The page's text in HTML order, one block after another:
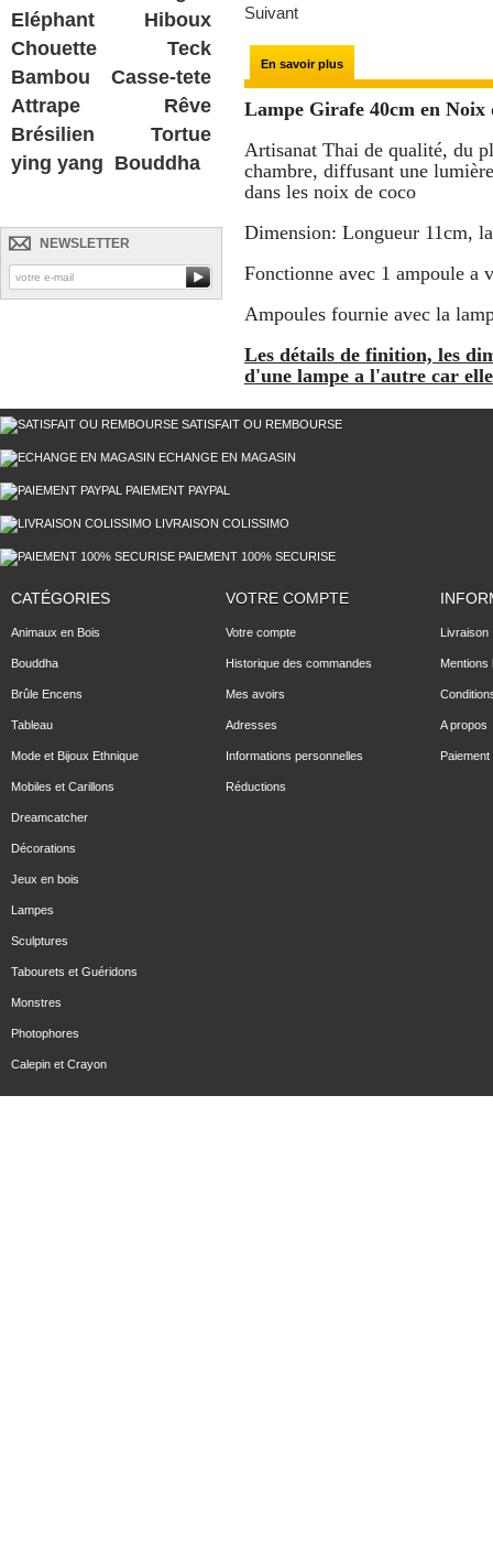
Eléphant
Hiboux
Chouette
Teck
Bambou
Casse-tete
Attrape Rêve
Brésilien
Tortue
ying yang Bouddha
NEWSLETTER
Suivant
En savoir plus
Lampe Girafe 40cm en Noix
Artisanat Thai de qualité, du
chambre, diffusant une
dans les noix de coco
Dimension: Longueur 11cm,
Fonctionne avec 1 ampoule a
Ampoules fournie avec la
Les détails de finition, les
d'une lampe a l'autre car
SATISFAIT OU REMBOURSE
ECHANGE EN MAGASIN
PAIEMENT PAYPAL
LIVRAISON COLISSIMO
PAIEMENT 100% SECURISE
CATÉGORIES
Animaux en Bois
Bouddha
Brûle Encens
Tableau
Mode et Bijoux Ethnique
Mobiles et Carillons
Dreamcatcher
Décorations
Jeux en bois
Lampes
Sculptures
Tabourets et Guéridons
Monstres
Photophores
Calepin et Crayon
VOTRE COMPTE
Votre compte
Historique des commandes
Mes avoirs
Adresses
Informations personnelles
Réductions
Livraison
Mentions
A propos